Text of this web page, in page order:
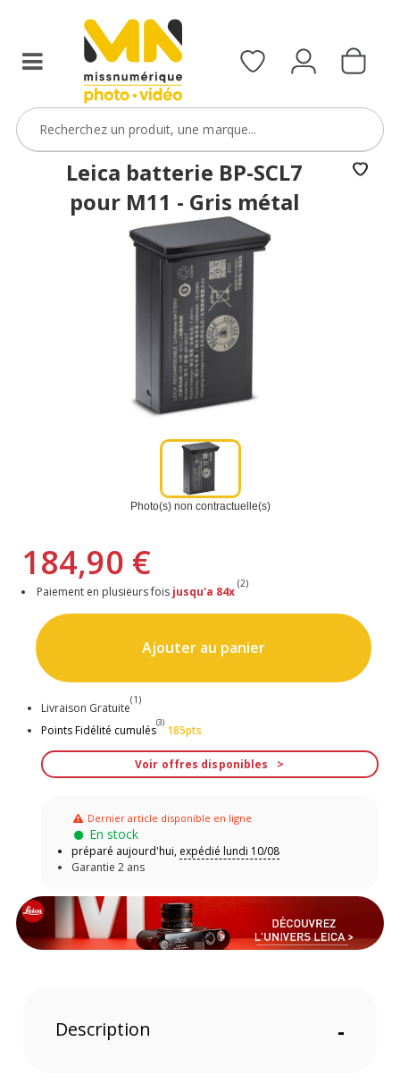
compact,
bridge
ou
étanche)
BoitierBatterie5
Leica batterie BP-SCL7
pour M11 - Gris métal
Photo(s) non contractuelle(s)
184,90 €
Paiement en plusieurs fois jusqu'a 84x
(2)
Ajouter au panier
Livraison Gratuite
(1)
Points Fidélité cumulés
(3)
185pts
Voir offres disponibles
Dernier article disponible en ligne
En stock
préparé aujourd'hui, expédié lundi 10/08
Garantie 2 ans
Description -